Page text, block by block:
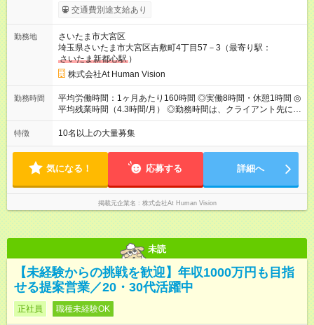
ます。 みなし残業代 24,000円 ～ 37,000円／月 みなし残業時
間 15時間／月 【給与】 月給： 大卒・院卒 ：243，000
（固定残業代 24，000円） 賞与：年２回 （業績連動型） 昇
給：年２回（3月、9月) 試用期間：6ヶ月 ※上記額にはみなし残
業代（月15時間分）が含まれた 金額になります。超過分は追加
で全額支給。 【頑張りを給与・キャリアに還元します】 年に2
回⼈事評価があり等級が決まります。 等級に合わせた給与設定
のため、若い内からでも頑張り次第で給与アップが叶います。
⼀般職（20～31万円）→リーダー（⽉給26～36万円） →係⻑
～58万円） 【試用期間】試用期間あり 試用期間の長さ：6ヶ月
※ 雇用形態と給与に、本採用時と異なる部分があります。 雇用
形態：本採用時と同じです。 給与：月給 211,000円 ～ 330,000
円 上記額にはみなし残業代を含みます。※超過分は全額支給い
たします。 みなし残業代 22,000円 ～ 34,000円／月 みなし残業
時間 15時間／月
交通費別途支給あり
勤務地
さいたま市大宮区
埼玉県さいたま市大宮区吉敷町4丁目57－3（最寄り駅：
さいたま新都心駅 ）
株式会社At Human Vision
勤務時間
平均労働時間：1ヶ月あたり160時間 ◎実働8時間・休憩1時間 ◎
平均残業時間（4.3時間/月） ◎勤務時間は、クライアント先に
より異なります。 ※＜シフト例＞ 10:00～19:00／11:00～
20:00 平均労働時間：1ヶ月あたり160時間 ◎実働8時間・休憩1
先に より異なります。 ※＜シフト例＞ 10:00～19:00／11:00
～20:00
特徴 10名以上の大量募集
気になる！ 応募する 詳細へ
掲載元企業名 株式会社At Human Vision
未読
【未経験からの挑戦を歓迎】年収1000万円も目指
せる提案営業／20・30代活躍中
正社員 職種未経験OK